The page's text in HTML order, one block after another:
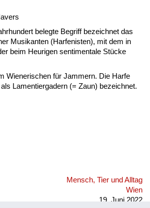
belegte Begriff bezeichnet das
Musikanten (Harfenisten), mit dem in
beim Heurigen sentimentale Stücke
Wienerischen für Jammern. Die Harfe
Lamentiergadern (= Zaun) bezeichnet.
Mensch, Tier und Alltag
Wien
19. Juni 2022